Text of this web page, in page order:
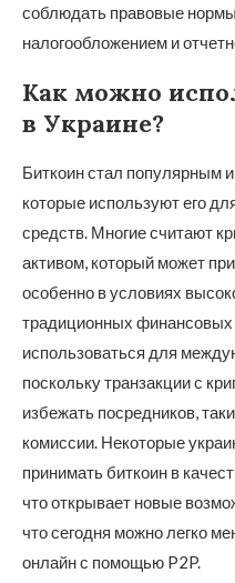
соблюдать правовые
налогообложением и
Как можно
в Украине?
Биткоин стал популярным
которые используют его
средств. Многие считают
активом, который может
особенно в условиях
традиционных финансовых
использоваться для
поскольку транзакции с
избежать посредников,
комиссии. Некоторые
принимать биткоин в
что открывает новые
что сегодня можно легко
онлайн с помощью P2P.